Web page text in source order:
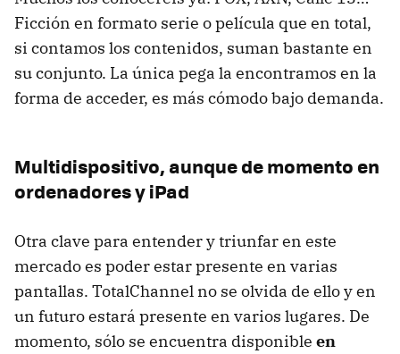
Ficción en formato serie o película que en total,
si contamos los contenidos, suman bastante en
su conjunto. La única pega la encontramos en la
forma de acceder, es más cómodo bajo demanda.
Multidispositivo, aunque de momento en
ordenadores y iPad
Otra clave para entender y triunfar en este
mercado es poder estar presente en varias
pantallas. TotalChannel no se olvida de ello y en
un futuro estará presente en varios lugares. De
momento, sólo se encuentra disponible en